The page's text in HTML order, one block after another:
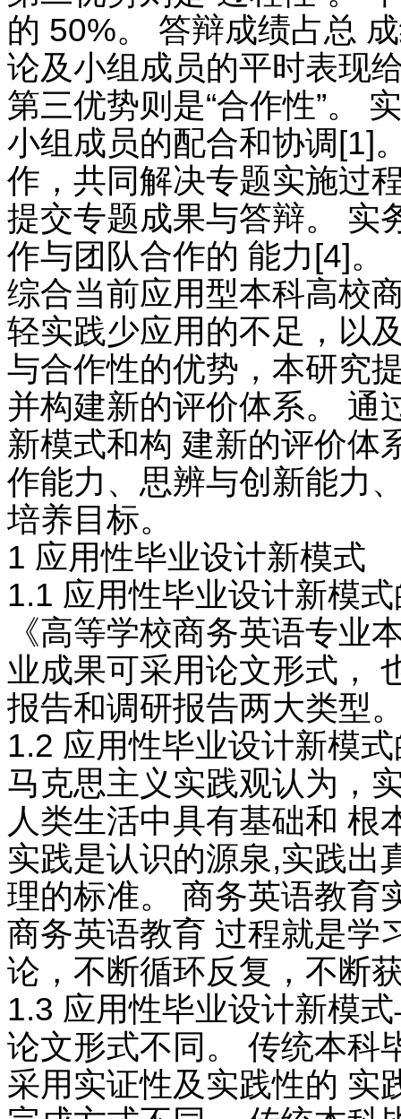
的 50%。 答辩成绩占总
论及小组成员的平时表现
第三优势则是“合作性”。
小组成员的配合和协调[1]
作，共同解决专题实施过
提交专题成果与答辩。 实
作与团队合作的 能力[4]。
综合当前应用型本科高校
轻实践少应用的不足，以
与合作性的优势，本研究
并构建新的评价体系。 通
新模式和构 建新的评价体
作能力、思辨与创新能力
培养目标。
1 应用性毕业设计新模式
1.1 应用性毕业设计新模
《高等学校商务英语专业
业成果可采用论文形式，
报告和调研报告两大类型
1.2 应用性毕业设计新模
马克思主义实践观认为，
人类生活中具有基础和 根
实践是认识的源泉,实践出
理的标准。 商务英语教育
商务英语教育 过程就是学
论，不断循环反复，不断
1.3 应用性毕业设计新模
论文形式不同。 传统本科
采用实证性及实践性的 实